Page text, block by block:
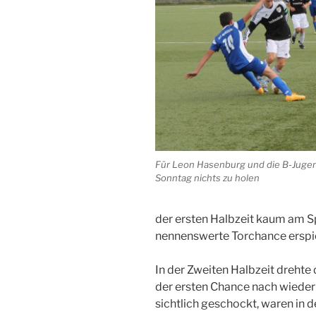
Für Leon Hasenburg und die B-
Sonntag nichts zu holen
der ersten Halbzeit kaum am
nennenswerte Torchance
In der Zweiten Halbzeit
der ersten Chance nach
sichtlich geschockt, waren in